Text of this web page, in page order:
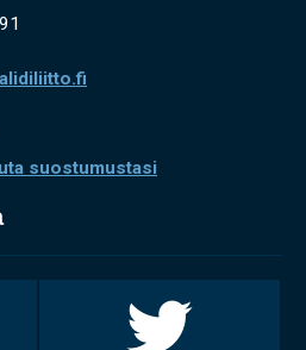
suostumustasi
Twitterissä